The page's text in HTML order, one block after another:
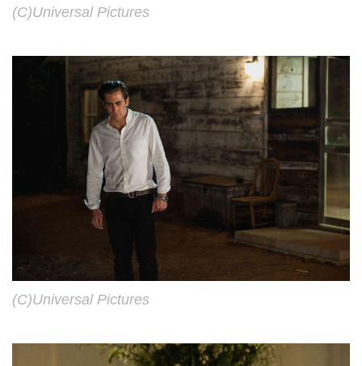
(C)Universal Pictures
(C)Universal Pictures